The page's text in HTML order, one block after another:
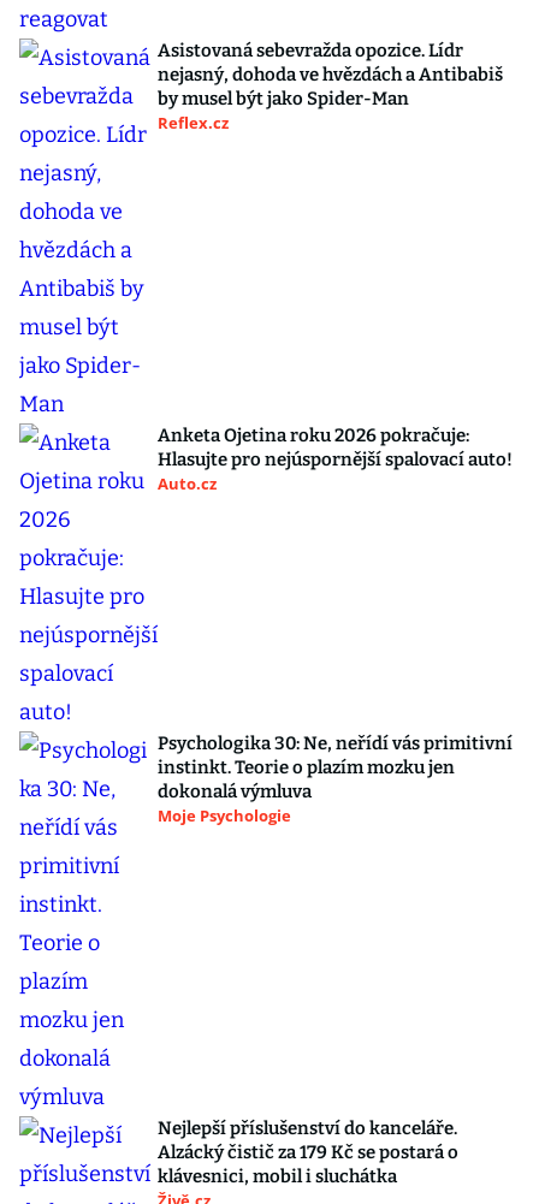
Asistovaná sebevražda opozice. Lídr
nejasný, dohoda ve hvězdách a Antibabiš
by musel být jako Spider-Man
Reflex.cz
Anketa Ojetina roku 2026 pokračuje:
Hlasujte pro nejúspornější spalovací auto!
Auto.cz
Psychologika 30: Ne, neřídí vás primitivní
instinkt. Teorie o plazím mozku jen
dokonalá výmluva
Moje Psychologie
Nejlepší příslušenství do kanceláře.
Alzácký čistič za 179 Kč se postará o
klávesnici, mobil i sluchátka